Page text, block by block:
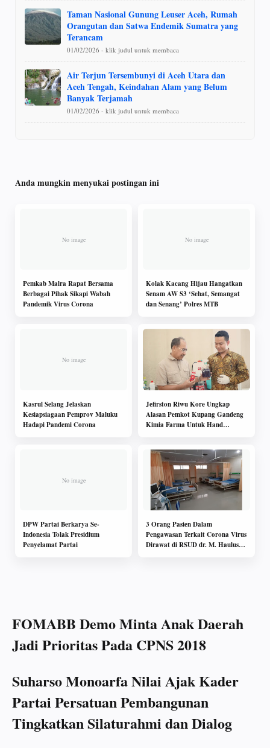
Taman Nasional Gunung Leuser Aceh, Rumah
Orangutan dan Satwa Endemik Sumatra yang
Terancam
01/02/2026 - klik judul untuk membaca
Air Terjun Tersembunyi di Aceh Utara dan
Aceh Tengah, Keindahan Alam yang Belum
Banyak Terjamah
01/02/2026 - klik judul untuk membaca
Anda mungkin menyukai postingan ini
Pemkab Malra Rapat Bersama
Berbagai Pihak Sikapi Wabah
Pandemik Virus Corona
Kolak Kacang Hijau Hangatkan
Senam AW S3 ‘Sehat, Semangat
dan Senang’ Polres MTB
Kasrul Selang Jelaskan
Kesiapsiagaan Pemprov Maluku
Hadapi Pandemi Corona
Jefirston Riwu Kore Ungkap
Alasan Pemkot Kupang Gandeng
Kimia Farma Untuk Hand
DPW Partai Berkarya Se-
Indonesia Tolak Presidium
Penyelamat Partai
3 Orang Pasien Dalam
Pengawasan Terkait Corona Virus
Dirawat di RSUD dr. M. Haulussy
FOMABB Demo Minta Anak Daerah
Jadi Prioritas Pada CPNS 2018
Suharso Monoarfa Nilai Ajak Kader
Partai Persatuan Pembangunan
Tingkatkan Silaturahmi dan Dialog